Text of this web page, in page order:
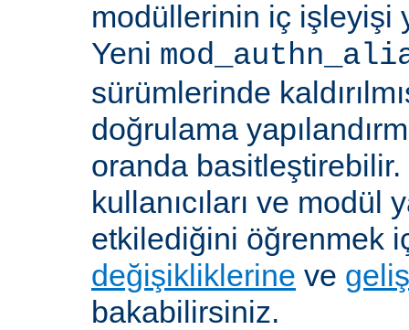
modüllerinin iç işleyişi
Yeni
sürümlerinde
doğrulama
oranda
kullanıcıları ve modül
etkilediğini öğrenmek
değişikliklerine ve
bakabilirsiniz.